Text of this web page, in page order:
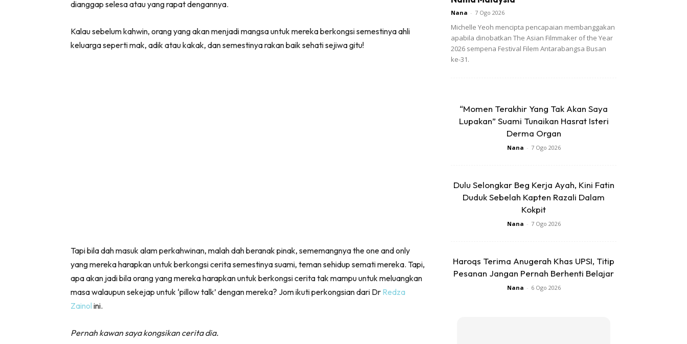
dianggap selesa atau yang rapat dengannya.
Kalau sebelum kahwin, orang yang akan menjadi mangsa untuk mereka berkongsi semestinya ahli
keluarga seperti mak, adik atau kakak, dan semestinya rakan baik sehati sejiwa gitu!
Tapi bila dah masuk alam perkahwinan, malah dah beranak pinak, sememangnya the one and only
yang mereka harapkan untuk berkongsi cerita semestinya suami, teman sehidup semati mereka. Tapi,
apa akan jadi bila orang yang mereka harapkan untuk berkongsi cerita tak mampu untuk meluangkan
masa walaupun sekejap untuk ‘pillow talk’ dengan mereka? Jom ikuti perkongsian dari Dr Redza
Zainol ini.
Pernah kawan saya kongsikan cerita dia.
Nana - 7 Ogo 2026
Michelle Yeoh mencipta pencapaian membanggakan
apabila dinobatkan The Asian Filmmaker of the Year
2026 sempena Festival Filem Antarabangsa Busan
ke-31.
“Momen Terakhir Yang Tak Akan Saya
Lupakan” Suami Tunaikan Hasrat Isteri
Derma Organ
Nana - 7 Ogo 2026
Dulu Selongkar Beg Kerja Ayah, Kini Fatin
Duduk Sebelah Kapten Razali Dalam
Kokpit
Nana - 7 Ogo 2026
Haroqs Terima Anugerah Khas UPSI, Titip
Pesanan Jangan Pernah Berhenti Belajar
Nana - 6 Ogo 2026